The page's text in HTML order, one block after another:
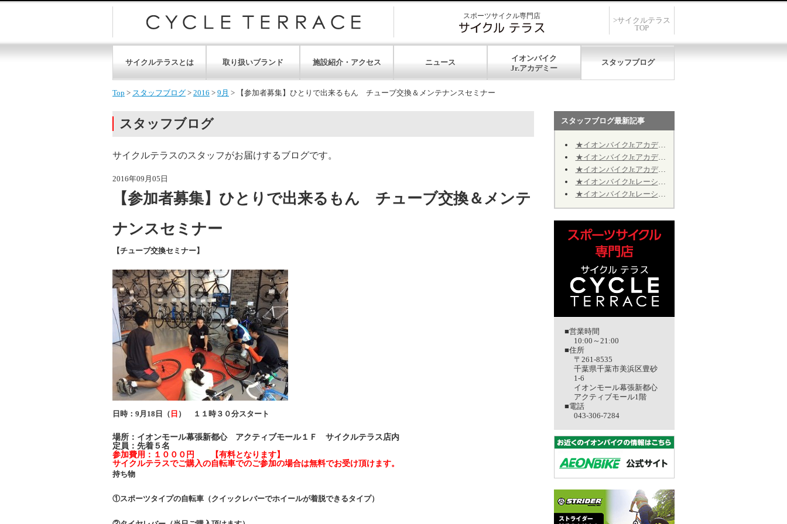
スポーツサイクル専門店
>サイクルテラス
TOP
サイクルテラスとは 取り扱いブランド 施設紹介・アクセス ニュース イオンバイク スタッフブログ
Top > スタッフブログ > 2016 > 9月 > 【参加者募集】ひとりで出来るもん チューブ交換＆メンテナンスセミナー
スタッフブログ
サイクルテラスのスタッフがお届けするブログです。
2016年09月05日
【参加者募集】ひとりで出来るもん チューブ交換＆メンテ
ナンスセミナー
【チューブ交換セミナー】
日時：9 月18日（ 日 ） １１時３０分スタート
場所：イオンモール幕張新都心 アクティブモール１Ｆ サイクルテラス店内
定員：先着５名
参加費用：１０００円 【有料となります】
サイクルテラスでご購入の自転車でのご参加の場合は無料でお受け頂けます。
持ち物
①スポーツタイプの自転車（クイックレバーでホイールが着脱できるタイプ）
スタッフブログ最新記事
★イオンバイクJr.アカデミー★第12期★第５回★明日7/19、開催致します★
★イオンバイクJr.アカデミー★第12期★第４回★明日7/11、振り替え開催致します★
★イオンバイクJr.アカデミー★第12期★2026年9月の開催日程のお知らせ
★イオンバイクJr.レーシング★第10期★2026年9月の予定★～Jr.アカデミーではありません～
★イオンバイクJr.レーシング★第10期★後半期ご継続のお手続きについて★※Jr.アカデミーではありません
■営業時間
10:00～21:00
■住所
〒261-8535
千葉県千葉市美浜区豊砂
1-6
イオンモール幕張新都心
アクティブモール1階
■電話
043-306-7284